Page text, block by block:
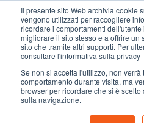
Il presente sito Web archivia cookie
vengono utilizzati per raccogliere
ricordare i comportamenti
migliorare il sito stesso e a offrire un
sito che tramite altri supporti. Per
consultare l'informativa sulla privacy
Se non si accetta l'utilizzo, non verrà
comportamento durante visita, ma
browser per ricordare che si è
sulla navigazione.
gastronomia e del menù
nello spazio apposito